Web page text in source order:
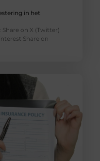
in het
on X (Twitter)
Share on